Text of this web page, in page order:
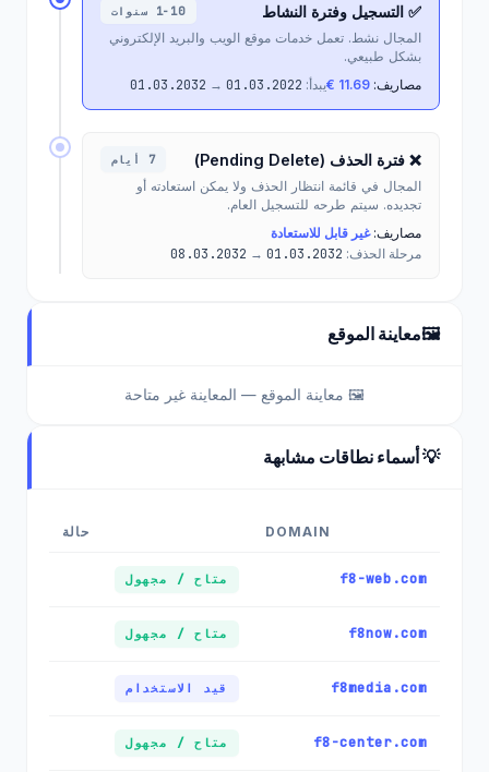
✅ التسجيل وفترة النشاط 1-10 سنوات
المجال نشط. تعمل خدمات موقع الويب والبريد الإلكتروني
بشكل طبيعي.
مصاريف: 11.69 € يبدأ: 01.03.2022
→
01.03.2032
❌ فترة الحذف (Pending Delete) 7 أيام
المجال في قائمة انتظار الحذف ولا يمكن استعادته أو
تجديده. سيتم طرحه للتسجيل العام.
مصاريف:غير قابل للاستعادة
مرحلة الحذف: 01.03.2032
→
08.03.2032
🖼️معاينة الموقع
🖼️ معاينة الموقع — المعاينة غير متاحة
💡 أسماء نطاقات مشابهة
DOMAIN حالة
f8-web.com متاح / مجهول
f8now.com متاح / مجهول
f8media.com قيد الاستخدام
f8-center.com متاح / مجهول